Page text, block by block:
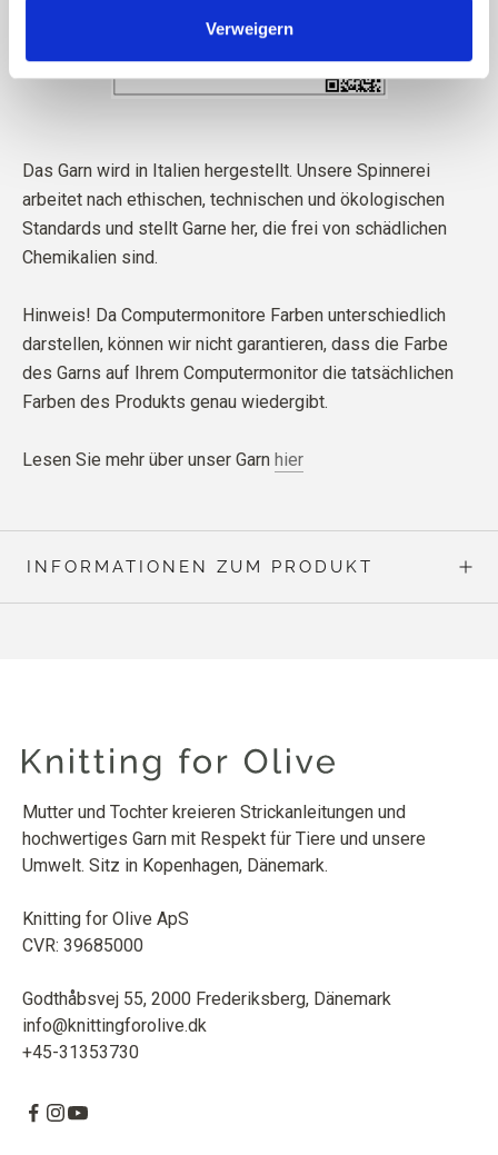
Verweigern
Das Garn wird in Italien hergestellt. Unsere Spinnerei
arbeitet nach ethischen, technischen und ökologischen
Standards und stellt Garne her, die frei von schädlichen
Chemikalien sind.
Hinweis! Da Computermonitore Farben unterschiedlich
darstellen, können wir nicht garantieren, dass die Farbe
des Garns auf Ihrem Computermonitor die tatsächlichen
Farben des Produkts genau wiedergibt.
Lesen Sie mehr über unser Garn hier
INFORMATIONEN ZUM PRODUKT
Mutter und Tochter kreieren Strickanleitungen und
hochwertiges Garn mit Respekt für Tiere und unsere
Umwelt. Sitz in Kopenhagen, Dänemark.
Knitting for Olive ApS
CVR: 39685000
Godthåbsvej 55, 2000 Frederiksberg, Dänemark
info@knittingforolive.dk
+45-31353730